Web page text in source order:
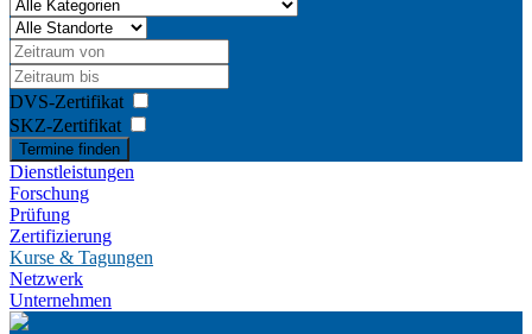
DVS-Zertifikat
SKZ-Zertifikat
Termine finden
Dienstleistungen
Forschung
Prüfung
Zertifizierung
Kurse & Tagungen
Netzwerk
Unternehmen